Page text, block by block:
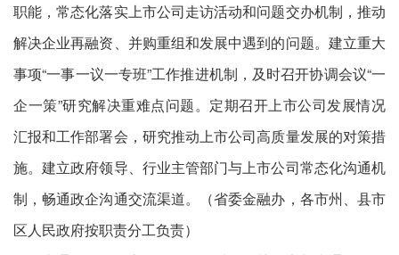
职能，常态化落实上市公司走访活动和问题交办机制，推动
解决企业再融资、并购重组和发展中遇到的问题。建立重大
事项“一事一议一专班”工作推进机制，及时召开协调会议“一
企一策”研究解决重难点问题。定期召开上市公司发展情况
汇报和工作部署会，研究推动上市公司高质量发展的对策措
施。建立政府领导、行业主管部门与上市公司常态化沟通机
制，畅通政企沟通交流渠道。（省委金融办，各市州、县市
区人民政府按职责分工负责）